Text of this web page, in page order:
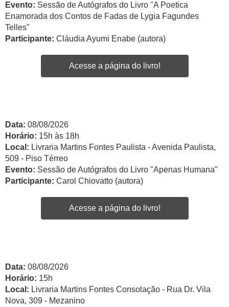
Evento: Sessão de Autógrafos do Livro "A Poetica
Enamorada dos Contos de Fadas de Lygia Fagundes
Telles"
Participante: Cláudia Ayumi Enabe (autora)
Acesse a página do livro!
Data: 08/08/2026
Horário: 15h às 18h
Local: Livraria Martins Fontes Paulista - Avenida Paulista,
509 - Piso Térreo
Evento: Sessão de Autógrafos do Livro "Apenas Humana"
Participante: Carol Chiovatto (autora)
Acesse a página do livro!
Data: 08/08/2026
Horário: 15h
Local: Livraria Martins Fontes Consolação - Rua Dr. Vila
Nova, 309 - Mezanino